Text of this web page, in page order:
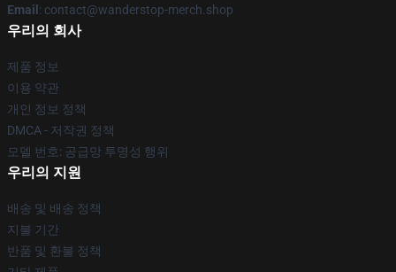
Email : contact@wanderstop-merch.shop
우리의 회사
제품 정보
이용 약관
개인 정보 정책
DMCA - 저작권 정책
모델 번호: 공급망 투명성 행위
우리의 지원
배송 및 배송 정책
지불 기간
반품 및 환불 정책